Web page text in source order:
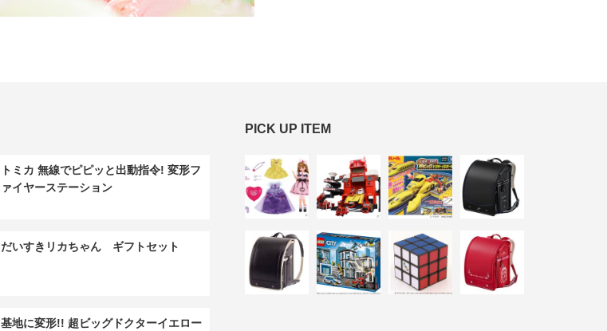
トミカ 無線でピピッと出動指令! 変形フ
ァイヤーステーション
だいすきリカちゃん ギフトセット
基地に変形!! 超ビッグドクターイエロー
PICK UP ITEM